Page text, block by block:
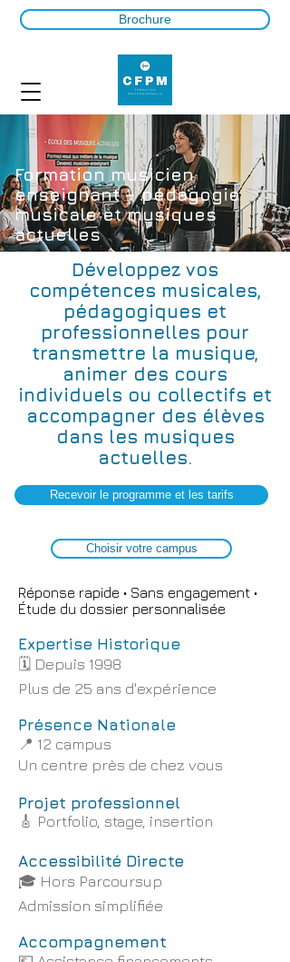
Brochure
Formation musicien
enseignant – pédagogie
musicale et musiques
actuelles
Développez vos
compétences musicales,
pédagogiques et
professionnelles pour
transmettre la musique,
animer des cours
individuels ou collectifs et
accompagner des élèves
dans les musiques
actuelles.
Recevoir le programme et les tarifs
Choisir votre campus
Réponse rapide • Sans engagement •
Étude du dossier personnalisée
Expertise Historique
🗓️ Depuis 1998
Plus de 25 ans d'expérience
Présence Nationale
📍 12 campus
Un centre près de chez vous
Projet professionnel
🎸 Portfolio, stage, insertion
Accessibilité Directe
🎓 Hors Parcoursup
Admission simplifiée
Accompagnement